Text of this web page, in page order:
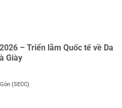
– Triển lãm Quốc tế về Da
Giày
(SECC)